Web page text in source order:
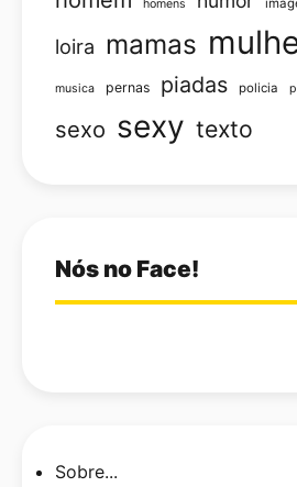
homens
loira mamas
musica pernas piadas policia
sexo sexy texto
Nós no Face!
Sobre...